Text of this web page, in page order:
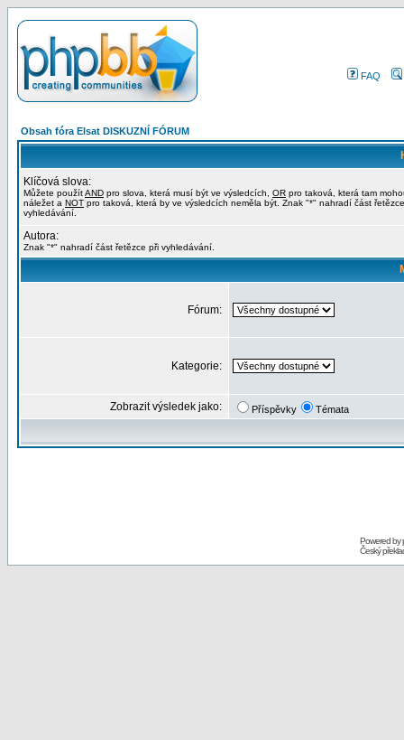
FAQ
Obsah fóra Elsat DISKUZNÍ FÓRUM
Klíčová slova:
Můžete použítAND pro slova, která musí být ve výsledcích, OR pro taková, která tam
náležet a NOT pro taková, která by ve výsledcích neměla být. Znak "*" nahradí část
vyhledávání.
Autora:
Znak "*" nahradí část řetězce při vyhledávání.
Fórum:
Kategorie:
Zobrazit výsledek jako: Příspěvky Témata
Powered by
Český